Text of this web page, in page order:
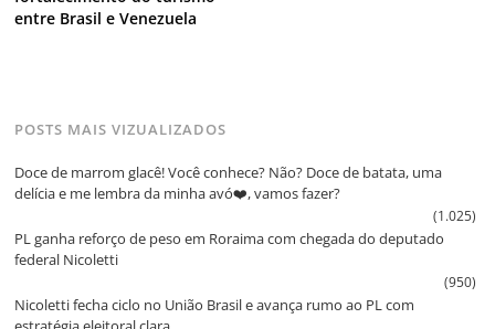
entre Brasil e Venezuela
POSTS MAIS VIZUALIZADOS
Doce de marrom glacê! Você conhece? Não? Doce de batata, uma
delícia e me lembra da minha avó❤️, vamos fazer?
(1.025)
PL ganha reforço de peso em Roraima com chegada do deputado
federal Nicoletti
(950)
Nicoletti fecha ciclo no União Brasil e avança rumo ao PL com